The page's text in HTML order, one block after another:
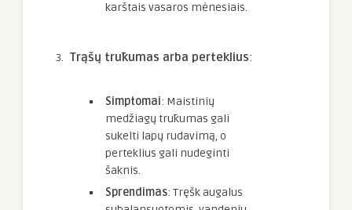
karštais vasaros mėnesiais.
Trąšų trūkumas arba perteklius:
Simptomai: Maistinių
medžiagų trūkumas gali
sukelti lapų rudavimą, o
perteklius gali nudeginti
šaknis.
Sprendimas: Tręšk augalus